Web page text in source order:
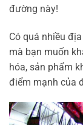
đường này!
Có quá nhiều
mà bạn muốn
hóa, sản phẩm
điểm mạnh của